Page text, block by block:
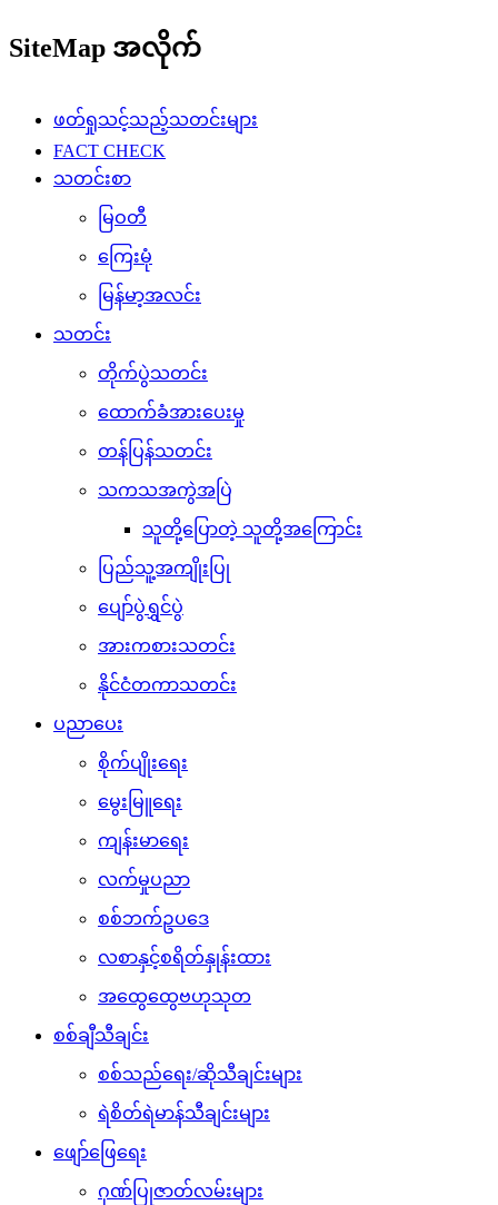
SiteMap အလိုက်
ဖတ်ရှုသင့်သည့်သတင်းများ
FACT CHECK
သတင်းစာ
မြဝတီ
ကြေးမုံ
မြန်မာ့အလင်း
သတင်း
တိုက်ပွဲသတင်း
ထောက်ခံအားပေးမှု
တန်ပြန်သတင်း
သကသအကွဲအပြဲ
သူတို့ပြောတဲ့ သူတို့အကြောင်း
ပြည်သူ့အကျိုးပြု
ပျော်ပွဲရွှင်ပွဲ
အားကစားသတင်း
နိုင်ငံတကာသတင်း
ပညာပေး
စိုက်ပျိုးရေး
မွေးမြူရေး
ကျန်းမာရေး
လက်မှုပညာ
စစ်ဘက်ဥပဒေ
လစာနှင့်စရိတ်နှုန်းထား
အထွေထွေဗဟုသုတ
စစ်ချီသီချင်း
စစ်သည်ရေး/ဆိုသီချင်းများ
ရဲစိတ်ရဲမာန်သီချင်းများ
ဖျော်ဖြေရေး
ဂုဏ်ပြုဇာတ်လမ်းများ